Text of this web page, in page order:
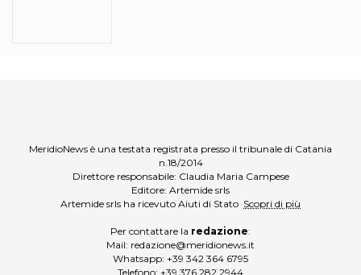
MeridioNews è una testata registrata presso il tribunale di Catania
n.18/2014
Direttore responsabile: Claudia Maria Campese
Editore: Artemide srls
Artemide srls ha ricevuto Aiuti di Stato Scopri di più
Per contattare la redazione:
Mail: redazione@meridionews.it
Whatsapp: +39 342 364 6795
Telefono: +39 376 282 2944